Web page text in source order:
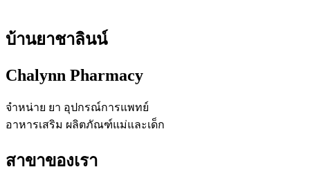
บ้านยาชาลินน์
Chalynn Pharmacy
จำหน่าย ยา อุปกรณ์การแพทย์
อาหารเสริม ผลิตภัณฑ์แม่และเด็ก
สาขาของเรา